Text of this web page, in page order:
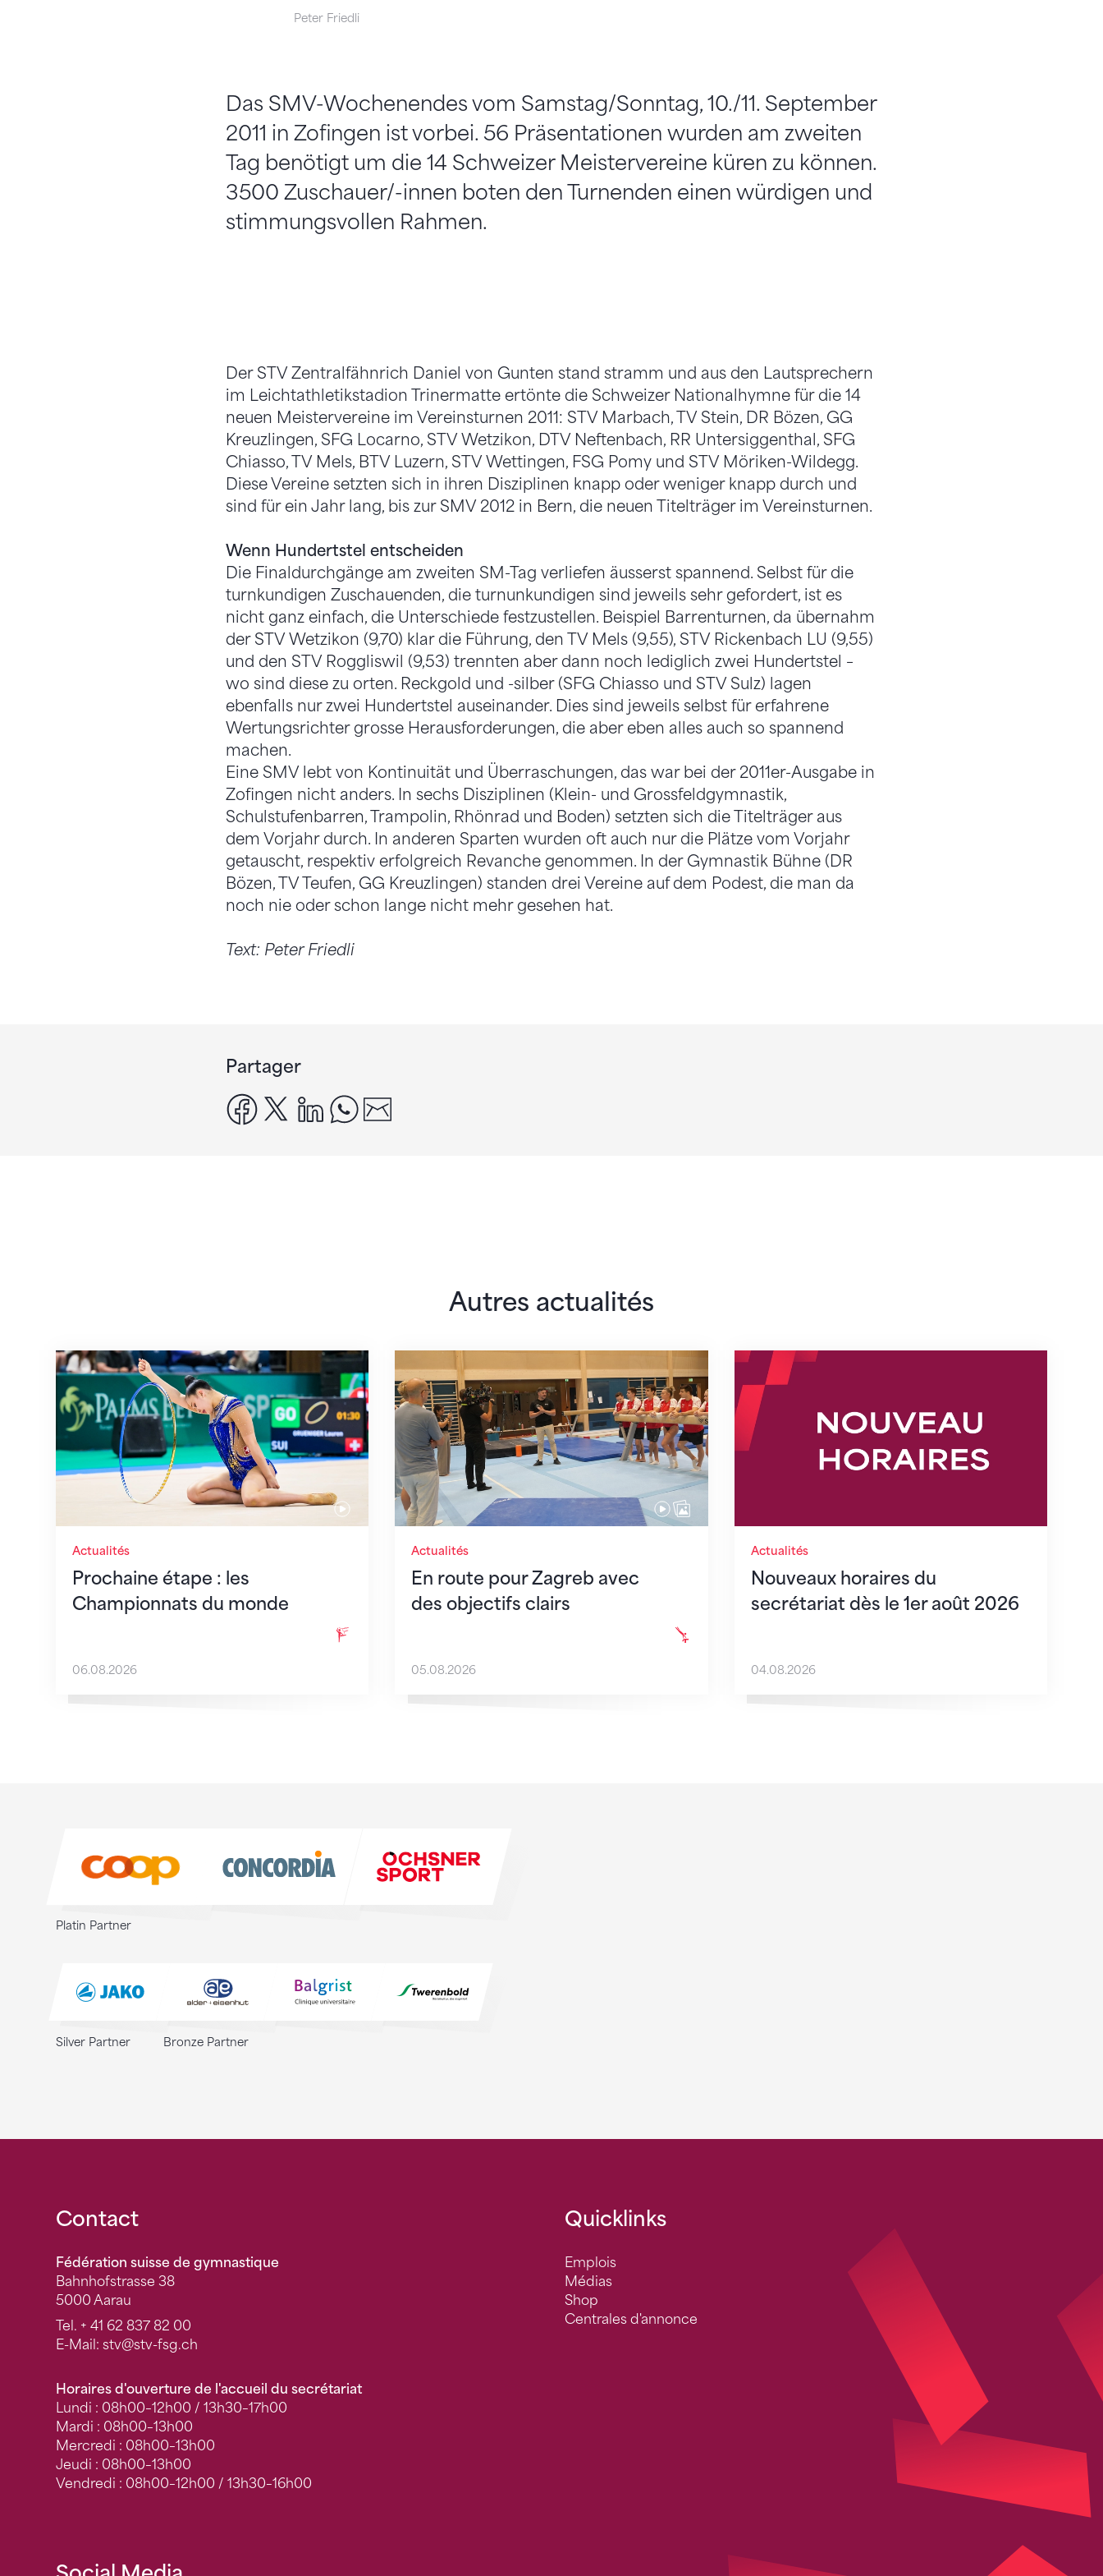
Peter Friedli
Das SMV-Wochenendes vom Samstag/Sonntag, 10./11. September
2011 in Zofingen ist vorbei. 56 Präsentationen wurden am zweiten
Tag benötigt um die 14 Schweizer Meistervereine küren zu können.
3500 Zuschauer/-innen boten den Turnenden einen würdigen und
stimmungsvollen Rahmen.
Der STV Zentralfähnrich Daniel von Gunten stand stramm und aus den Lautsprechern
im Leichtathletikstadion Trinermatte ertönte die Schweizer Nationalhymne für die 14
neuen Meistervereine im Vereinsturnen 2011: STV Marbach, TV Stein, DR Bözen, GG
Kreuzlingen, SFG Locarno, STV Wetzikon, DTV Neftenbach, RR Untersiggenthal, SFG
Chiasso, TV Mels, BTV Luzern, STV Wettingen, FSG Pomy und STV Möriken-Wildegg.
Diese Vereine setzten sich in ihren Disziplinen knapp oder weniger knapp durch und
sind für ein Jahr lang, bis zur SMV 2012 in Bern, die neuen Titelträger im Vereinsturnen.
Wenn Hundertstel entscheiden
Die Finaldurchgänge am zweiten SM-Tag verliefen äusserst spannend. Selbst für die
turnkundigen Zuschauenden, die turnunkundigen sind jeweils sehr gefordert, ist es
nicht ganz einfach, die Unterschiede festzustellen. Beispiel Barrenturnen, da übernahm
der STV Wetzikon (9,70) klar die Führung, den TV Mels (9,55), STV Rickenbach LU (9,55)
und den STV Roggliswil (9,53) trennten aber dann noch lediglich zwei Hundertstel –
wo sind diese zu orten. Reckgold und -silber (SFG Chiasso und STV Sulz) lagen
ebenfalls nur zwei Hundertstel auseinander. Dies sind jeweils selbst für erfahrene
Wertungsrichter grosse Herausforderungen, die aber eben alles auch so spannend
machen.
Eine SMV lebt von Kontinuität und Überraschungen, das war bei der 2011er-Ausgabe in
Zofingen nicht anders. In sechs Disziplinen (Klein- und Grossfeldgymnastik,
Schulstufenbarren, Trampolin, Rhönrad und Boden) setzten sich die Titelträger aus
dem Vorjahr durch. In anderen Sparten wurden oft auch nur die Plätze vom Vorjahr
getauscht, respektiv erfolgreich Revanche genommen. In der Gymnastik Bühne (DR
Bözen, TV Teufen, GG Kreuzlingen) standen drei Vereine auf dem Podest, die man da
noch nie oder schon lange nicht mehr gesehen hat.
Text: Peter Friedli
Partager
facebook
x linkedinwhatsapp
Autres actualités
Actualités
Prochaine étape : les
Championnats du monde
Prochaine étape : les Championnats du monde
06.08.2026
Actualités
En route pour Zagreb avec
des objectifs clairs
En route pour Zagreb avec des objectifs clairs
05.08.2026
Actualités
Nouveaux horaires du
secrétariat dès le 1er août 2026
Nouveaux horaires du secrétariat dès le 1er août
04.08.2026
Platin Partner
Silver Partner Bronze Partner
Fusszeile
Contact
Fédération suisse de gymnastique
Bahnhofstrasse 38
5000 Aarau
Tel. + 41 62 837 82 00
E-Mail: stv@stv-fsg.ch
Horaires d'ouverture de l'accueil du secrétariat
Lundi : 08h00–12h00 / 13h30–17h00
Mardi : 08h00–13h00
Mercredi : 08h00–13h00
Jeudi : 08h00–13h00
Vendredi : 08h00–12h00 / 13h30–16h00
Quicklinks
Emplois
Médias
Shop
Centrales d'annonce